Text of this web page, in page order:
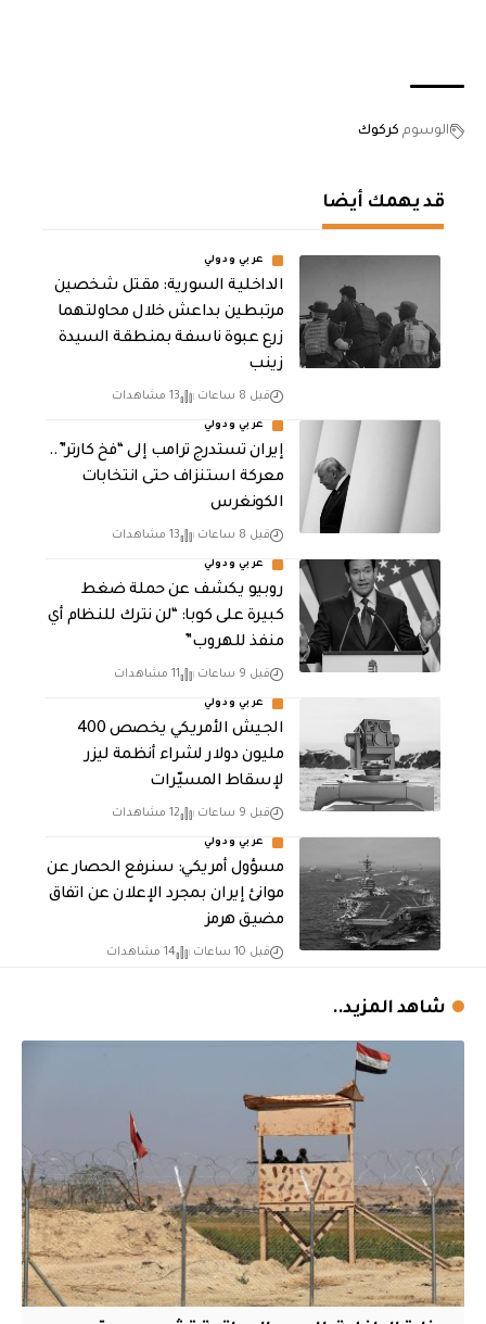
الوسوم كركوك
قد يهمك أيضا
عربي ودولي
الداخلية السورية: مقتل شخصين
مرتبطين بداعش خلال محاولتهما
زرع عبوة ناسفة بمنطقة السيدة
زينب
قبل 8 ساعات 13 مشاهدات
عربي ودولي
إيران تستدرج ترامب إلى “فخ كارتر”..
معركة استنزاف حتى انتخابات
الكونغرس
قبل 8 ساعات 13 مشاهدات
عربي ودولي
روبيو يكشف عن حملة ضغط
كبيرة على كوبا: “لن نترك للنظام أي
منفذ للهروب”
قبل 9 ساعات 11 مشاهدات
عربي ودولي
الجيش الأمريكي يخصص 400
مليون دولار لشراء أنظمة ليزر
لإسقاط المسيّرات
قبل 9 ساعات 12 مشاهدات
عربي ودولي
مسؤول أمريكي: سنرفع الحصار عن
موانئ إيران بمجرد الإعلان عن اتفاق
مضيق هرمز
قبل 10 ساعات 14 مشاهدات
شاهد المزيد..